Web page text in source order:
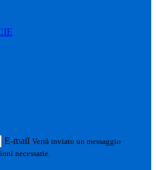
E-mail Verrà inviato un messaggio
necessarie.